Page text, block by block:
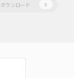
ダウンロード 0